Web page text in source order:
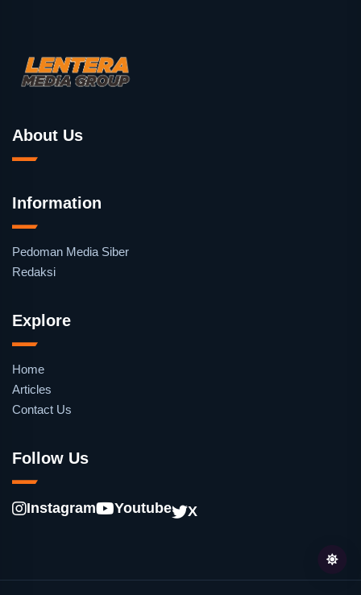
About Us
Information
Pedoman Media Siber
Redaksi
Explore
Home
Articles
Contact Us
Follow Us
Instagram Youtube X